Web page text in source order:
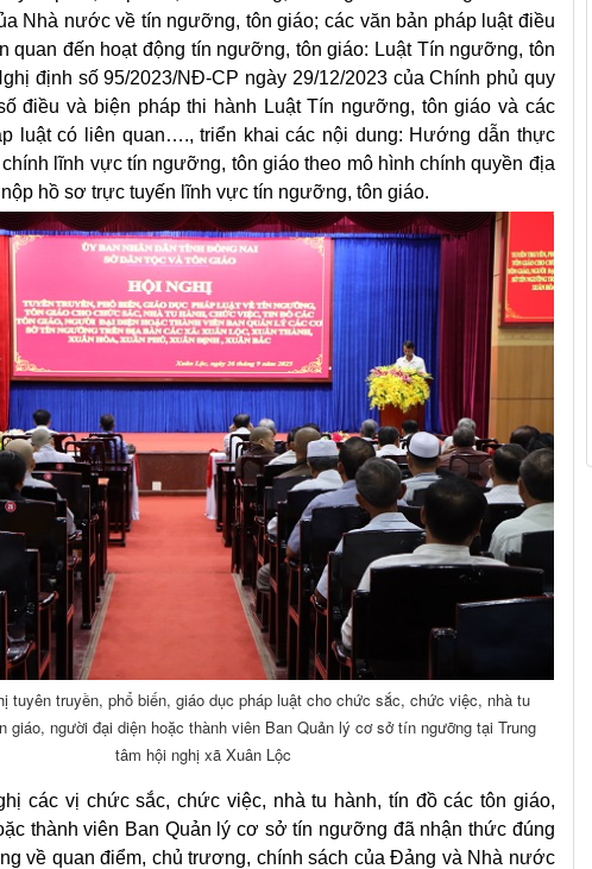
Nhà nước về tín ngưỡng, tôn giáo; các văn bản pháp luật điều
quan đến hoạt động tín ngưỡng, tôn giáo: Luật Tín ngưỡng, tôn
định số 95/2023/NĐ-CP ngày 29/12/2023 của Chính phủ quy
điều và biện pháp thi hành Luật Tín ngưỡng, tôn giáo và các
luật có liên quan…., triển khai các nội dung: Hướng dẫn thực
lĩnh vực tín ngưỡng, tôn giáo theo mô hình chính quyền địa
hồ sơ trực tuyến lĩnh vực tín ngưỡng, tôn giáo.
tuyên truyền, phổ biến, giáo dục pháp luật cho chức sắc, chức việc, nhà tu
giáo, người đại diện hoặc thành viên Ban Quản lý cơ sở tín ngưỡng tại Trung
tâm hội nghị xã Xuân Lộc
các vị chức sắc, chức việc, nhà tu hành, tín đồ các tôn giáo,
thành viên Ban Quản lý cơ sở tín ngưỡng đã nhận thức đúng
về quan điểm, chủ trương, chính sách của Đảng và Nhà nước